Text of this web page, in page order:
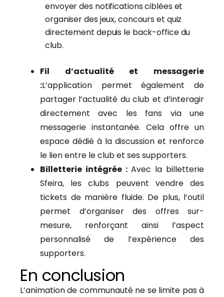
envoyer des notifications ciblées et
organiser des jeux, concours et quiz
directement depuis le back-office du
club.
Fil d’actualité et messagerie
:L’application permet également de
partager l’actualité du club et d’interagir
directement avec les fans via une
messagerie instantanée. Cela offre un
espace dédié à la discussion et renforce
le lien entre le club et ses supporters.
Billetterie intégrée : Avec la billetterie
Sfeira, les clubs peuvent vendre des
tickets de manière fluide. De plus, l’outil
permet d’organiser des offres sur-
mesure, renforçant ainsi l’aspect
personnalisé de l’expérience des
supporters.
En conclusion
L’animation de communauté ne se limite pas à